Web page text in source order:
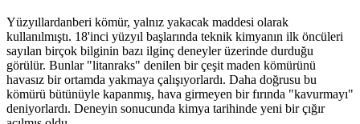
Yüzyıllardanberi kömür, yalnız yakacak maddesi olarak
kullanılmıştı. 18'inci yüzyıl başlarında teknik kimyanın ilk öncüleri
sayılan birçok bilginin bazı ilginç deneyler üzerinde durduğu
görülür. Bunlar "litanraks" denilen bir çeşit maden kömürünü
havasız bir ortamda yakmaya çalışıyorlardı. Daha doğrusu bu
kömürü bütünüyle kapanmış, hava girmeyen bir fırında "kavurmayı"
deniyorlardı. Deneyin sonucunda kimya tarihinde yeni bir çığır